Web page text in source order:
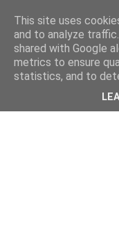
This site uses
and to analyze
shared with Google
metrics to ensure
statistics, and to